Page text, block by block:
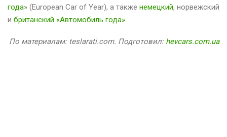
года» (European Car of Year), а также немецкий, норвежский
и британский «Автомобиль года».
По материалам: teslarati.com. Подготовил: hevcars.com.ua